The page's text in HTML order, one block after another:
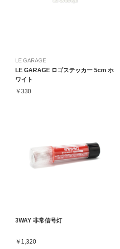
LE GARAGE
LE GARAGE ロゴステッカー 5cm ホ
ワイト
￥330
3WAY 非常信号灯
￥1,320